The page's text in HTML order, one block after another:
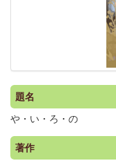
題名
や・い・ろ・の
著作